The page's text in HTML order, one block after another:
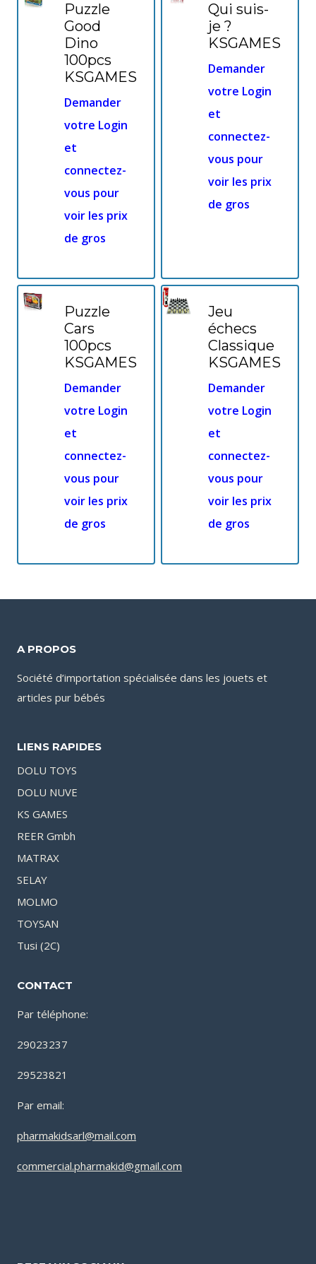
Puzzle
Good
Dino
100pcs
KSGAMES
Demander
votre Login
et
connectez-
vous pour
voir les prix
de gros
Qui suis-
je ?
KSGAMES
Demander
votre Login
et
connectez-
vous pour
voir les prix
de gros
Puzzle
Cars
100pcs
KSGAMES
Demander
votre Login
et
connectez-
vous pour
voir les prix
de gros
Jeu
échecs
Classique
KSGAMES
Demander
votre Login
et
connectez-
vous pour
voir les prix
de gros
A PROPOS
Société d’importation spécialisée dans les jouets et
articles pur bébés
LIENS RAPIDES
DOLU TOYS
DOLU NUVE
KS GAMES
REER Gmbh
MATRAX
SELAY
MOLMO
TOYSAN
Tusi (2C)
CONTACT
Par téléphone:
29023237
29523821
Par email:
pharmakidsarl@mail.com
commercial.pharmakid@gmail.com